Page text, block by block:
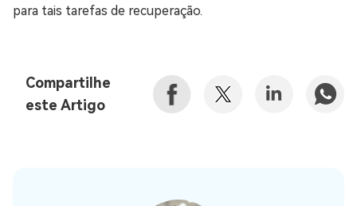
para tais tarefas de recuperação.
Compartilhe
este Artigo